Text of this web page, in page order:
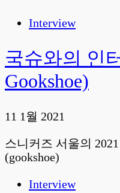
Interview
국슈와의 인
Gookshoe)
11 1월 2021
스니커즈 서울의
(gookshoe)
Interview